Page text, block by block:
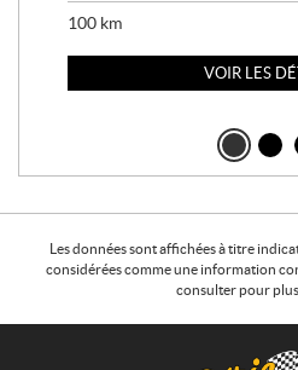
100 km
VOIR LES
Les données sont affichées à titre
considérées comme une information
consulter pour plus